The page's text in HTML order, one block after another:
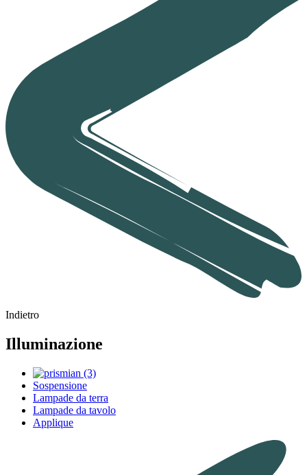
Indietro
Illuminazione
Sospensione
Lampade da terra
Lampade da tavolo
Applique